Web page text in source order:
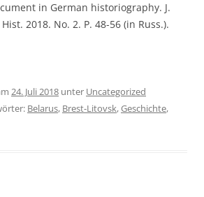
in German historiography. J.
2018. No. 2. P. 48-56 (in Russ.).
24. Juli 2018 unter Uncategorized
Belarus, Brest-Litovsk,Geschichte,